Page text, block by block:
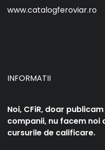
www.catalogferoviar.ro
INFORMATII
Noi, CFiR, doar
companii, nu facem noi
cursurile de calificare.